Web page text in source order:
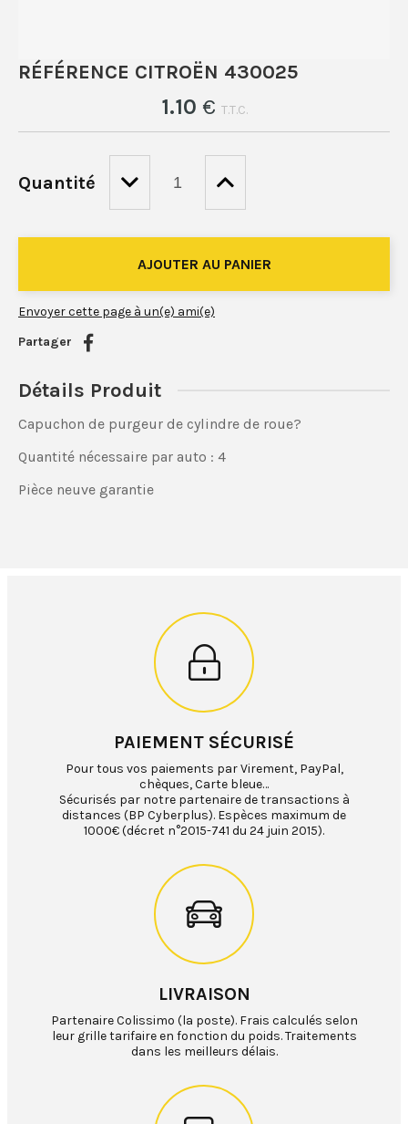
RÉFÉRENCE CITROËN 430025
1.10 € T.T.C.
Quantité
Envoyer cette page à un(e) ami(e)
Partager
Détails Produit
Capuchon de purgeur de cylindre de roue?
Quantité nécessaire par auto : 4
Pièce neuve garantie
PAIEMENT SÉCURISÉ
Pour tous vos paiements par Virement, PayPal,
chèques, Carte bleue…
Sécurisés par notre partenaire de transactions à
distances (BP Cyberplus). Espèces maximum de
1000€ (décret n°2015-741 du 24 juin 2015).
LIVRAISON
Partenaire Colissimo (la poste). Frais calculés selon
leur grille tarifaire en fonction du poids. Traitements
dans les meilleurs délais.